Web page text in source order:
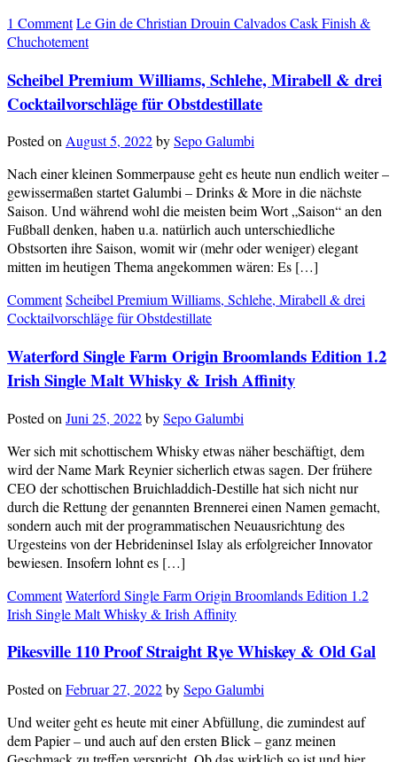
1 CommentLe Gin de Christian Drouin Calvados Cask Finish &
Chuchotement
Scheibel Premium Williams, Schlehe, Mirabell & drei
Cocktailvorschläge für Obstdestillate
Posted onAugust 5, 2022bySepo Galumbi
Nach einer kleinen Sommerpause geht es heute nun endlich weiter –
gewissermaßen startet Galumbi – Drinks & More in die nächste
Saison. Und während wohl die meisten beim Wort „Saison“ an den
Fußball denken, haben u.a. natürlich auch unterschiedliche
Obstsorten ihre Saison, womit wir (mehr oder weniger) elegant
mitten im heutigen Thema angekommen wären: Es […]
CommentScheibel Premium Williams, Schlehe, Mirabell & drei
Cocktailvorschläge für Obstdestillate
Waterford Single Farm Origin Broomlands Edition 1.2
Irish Single Malt Whisky & Irish Affinity
Posted on Juni 25, 2022bySepo Galumbi
Wer sich mit schottischem Whisky etwas näher beschäftigt, dem
wird der Name Mark Reynier sicherlich etwas sagen. Der frühere
CEO der schottischen Bruichladdich-Destille hat sich nicht nur
durch die Rettung der genannten Brennerei einen Namen gemacht,
sondern auch mit der programmatischen Neuausrichtung des
Urgesteins von der Hebrideninsel Islay als erfolgreicher Innovator
bewiesen. Insofern lohnt es […]
CommentWaterford Single Farm Origin Broomlands Edition 1.2
Irish Single Malt Whisky & Irish Affinity
Pikesville 110 Proof Straight Rye Whiskey & Old Gal
Posted on Februar 27, 2022bySepo Galumbi
Und weiter geht es heute mit einer Abfüllung, die zumindest auf
dem Papier – und auch auf den ersten Blick – ganz meinen